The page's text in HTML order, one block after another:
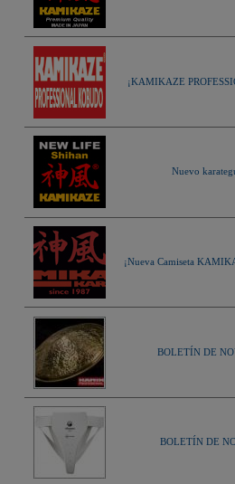
¡KAMIKAZE
Nuevo
¡Nueva Camiseta
BOLETÍN DE
BOLETÍN DE